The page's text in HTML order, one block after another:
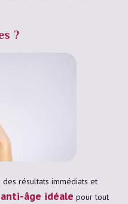
?
résultats immédiats et
âge idéale pour tout